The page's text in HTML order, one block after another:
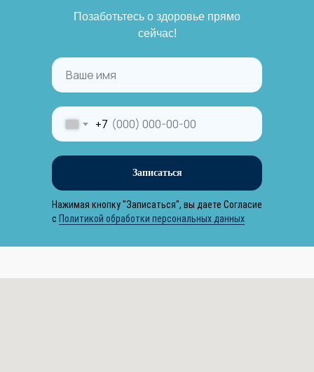
Позаботьтесь о здоровье прямо
сейчас!
Ваше имя
+7
Записаться
Нажимая кнопку "Записаться", вы даете Согласие
с Политикой обработки персональных данных